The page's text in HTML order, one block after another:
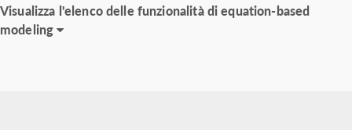
Visualizza l'elenco delle funzionalità di equation-based
modeling